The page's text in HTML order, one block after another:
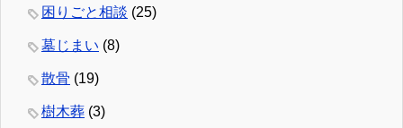
困りごと相談 (25)
墓じまい (8)
散骨 (19)
樹木葬 (3)